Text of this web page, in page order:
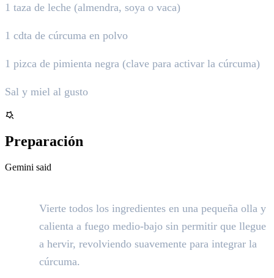
1 taza de leche (almendra, soya o vaca)
1 cdta de cúrcuma en polvo
1 pizca de pimienta negra (clave para activar la cúrcuma)
Sal y miel al gusto
Preparación
Gemini said
Vierte todos los ingredientes en una pequeña olla y
calienta a fuego medio-bajo sin permitir que llegue
a hervir, revolviendo suavemente para integrar la
cúrcuma.